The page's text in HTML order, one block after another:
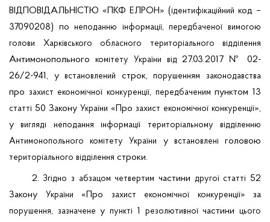
ВІДПОВІДАЛЬНІСТЮ «ПКФ ЕЛРОН» (ідентифікаційний код –
37090208) понеподанню інформації,передбаченої
вимогою
голови
Харківського обласного територіального відділення
Антимонопольного комітету України від 27.03.2017 № 02-
26/2-941, увстановлений строк,порушенням законодавства
про захист економічної конкуренції, передбаченим пунктом 13
статті 50 Закону України «Про захист економічної конкуренції»,
увигляді неподання інформації територіальному
відділенню
Антимонопольного
комітету України у встановлені головою
територіального відділення строки.
2. Згідно з абзацом четвертим частини другої статті 52
Закону
України «Про захист економічної конкуренції» за
порушення, зазначене упункті 1 резолютивноїчастиницього